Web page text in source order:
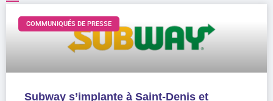
COMMUNIQUÉS DE PRESSE
Subway s’implante à Saint-Denis et